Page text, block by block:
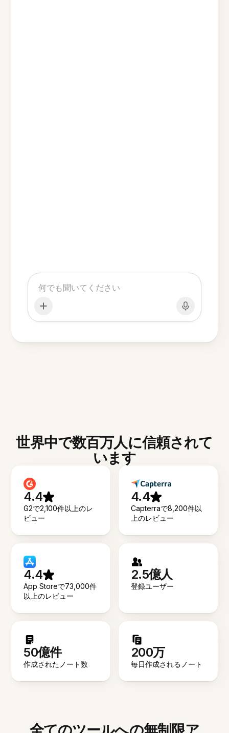
世界中で数百万人に信頼されて
います
4.4
G2で2,100件以上のレ
ビュー
4.4
Capterraで8,200件以
上のレビュー
4.4
App Storeで73,000件
以上のレビュー
2.5億人
登録ユーザー
50億件
作成されたノート数
200万
毎日作成されるノート